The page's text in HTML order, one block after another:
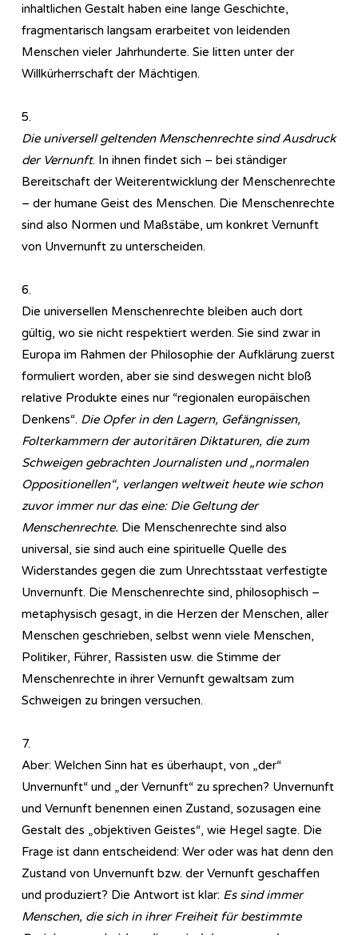
inhaltlichen Gestalt haben eine lange Geschichte,
fragmentarisch langsam erarbeitet von leidenden
Menschen vieler Jahrhunderte. Sie litten unter der
Willkürherrschaft der Mächtigen.
5.
Die universell geltenden Menschenrechte sind Ausdruck
der Vernunft. In ihnen findet sich – bei ständiger
Bereitschaft der Weiterentwicklung der Menschenrechte
– der humane Geist des Menschen. Die Menschenrechte
sind also Normen und Maßstäbe, um konkret Vernunft
von Unvernunft zu unterscheiden.
6.
Die universellen Menschenrechte bleiben auch dort
gültig, wo sie nicht respektiert werden. Sie sind zwar in
Europa im Rahmen der Philosophie der Aufklärung zuerst
formuliert worden, aber sie sind deswegen nicht bloß
relative Produkte eines nur “regionalen europäischen
Denkens“. Die Opfer in den Lagern, Gefängnissen,
Folterkammern der autoritären Diktaturen, die zum
Schweigen gebrachten Journalisten und „normalen
Oppositionellen“, verlangen weltweit heute wie schon
zuvor immer nur das eine: Die Geltung der
Menschenrechte. Die Menschenrechte sind also
universal, sie sind auch eine spirituelle Quelle des
Widerstandes gegen die zum Unrechtsstaat verfestigte
Unvernunft. Die Menschenrechte sind, philosophisch –
metaphysisch gesagt, in die Herzen der Menschen, aller
Menschen geschrieben, selbst wenn viele Menschen,
Politiker, Führer, Rassisten usw. die Stimme der
Menschenrechte in ihrer Vernunft gewaltsam zum
Schweigen zu bringen versuchen.
7.
Aber: Welchen Sinn hat es überhaupt, von „der“
Unvernunft“ und „der Vernunft“ zu sprechen? Unvernunft
und Vernunft benennen einen Zustand, sozusagen eine
Gestalt des „objektiven Geistes“, wie Hegel sagte. Die
Frage ist dann entscheidend: Wer oder was hat denn den
Zustand von Unvernunft bzw. der Vernunft geschaffen
und produziert? Die Antwort ist klar: Es sind immer
Menschen, die sich in ihrer Freiheit für bestimmte